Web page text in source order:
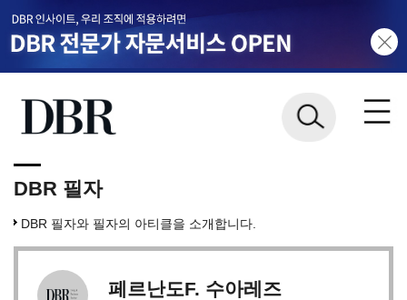
DBR 필자
DBR 필자와 필자의 아티클을 소개합니다.
페르난도F. 수아레즈